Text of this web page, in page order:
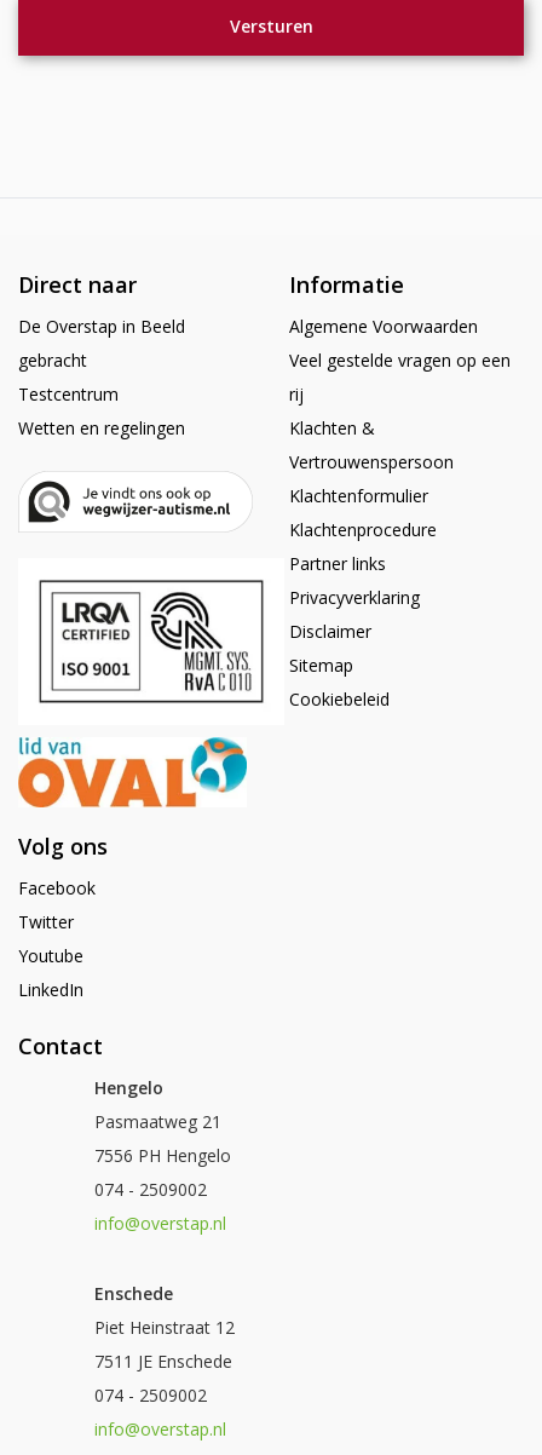
Direct naar
De Overstap in Beeld
gebracht
Testcentrum
Wetten en regelingen
Informatie
Algemene Voorwaarden
Veel gestelde vragen op een
rij
Klachten &
Vertrouwenspersoon
Klachtenformulier
Klachtenprocedure
Partner links
Privacyverklaring
Disclaimer
Sitemap
Cookiebeleid
Volg ons
Facebook
Twitter
Youtube
LinkedIn
Contact
Hengelo
Pasmaatweg 21
7556 PH Hengelo
074 - 2509002
info@overstap.nl
Enschede
Piet Heinstraat 12
7511 JE Enschede
074 - 2509002
info@overstap.nl